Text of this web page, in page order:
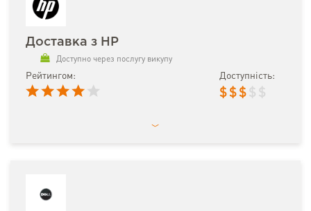
Доставка з HP
Доступно через послугу викупу
Рейтингом: Доступність:
$ $ $ $ $